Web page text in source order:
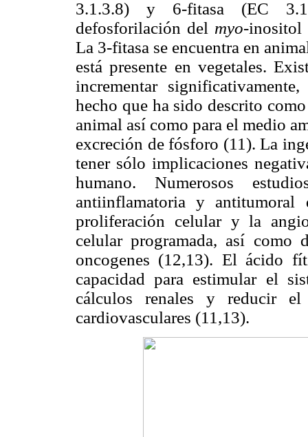
3.1.3.8) y 6-fitasa (EC
defosforilación del myo-inositol
La 3-fitasa se encuentra en
está presente en vegetales.
incrementar
hecho que ha sido descrito
animal así como para el medio
excreción de fósforo (11). La
tener sólo implicaciones
humano. Numerosos
antiinflamatoria y
proliferación celular y la
celular programada, así como
oncogenes (12,13). El ácido
capacidad para estimular el
cálculos renales y reducir el
cardiovasculares (11,13).